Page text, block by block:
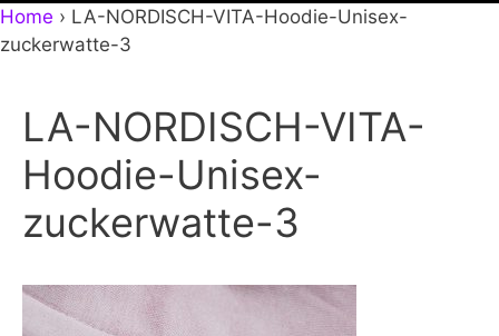
Home › LA-NORDISCH-VITA-Hoodie-Unisex-
zuckerwatte-3
LA-NORDISCH-VITA-
Hoodie-Unisex-
zuckerwatte-3